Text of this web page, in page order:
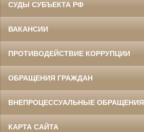
СУДЫ СУБЪЕКТА РФ
ВАКАНСИИ
ПРОТИВОДЕЙСТВИЕ КОРРУПЦИИ
ОБРАЩЕНИЯ ГРАЖДАН
ВНЕПРОЦЕССУАЛЬНЫЕ ОБРАЩЕНИЯ
КАРТА САЙТА